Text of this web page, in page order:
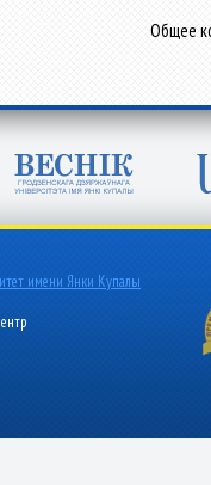
Общее
имени Янки Купалы